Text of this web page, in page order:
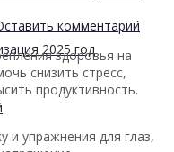
2025 год
комментарий
здоровья на
снизить стресс,
продуктивность.
и упражнения для глаз,